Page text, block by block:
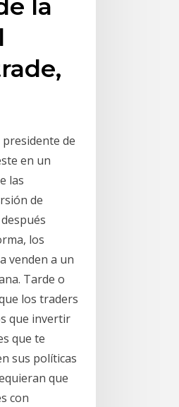
la
de
en un
las
de
los
venden a un
Tarde o
los traders
que invertir
que te
sus políticas
que
con